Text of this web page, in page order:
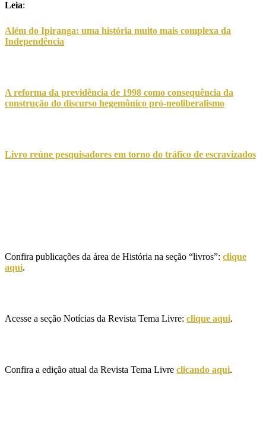
Leia:
Além do Ipiranga: uma história muito mais complexa da
Independência
A reforma da previdência de 1998 como consequência da
construção do discurso hegemônico pró-neoliberalismo
Livro reúne pesquisadores em torno do tráfico de escravizados
Confira publicações da área de História na seção “livros”: clique
aqui.
Acesse a seção Notícias da Revista Tema Livre: clique aqui.
Confira a edição atual da Revista Tema Livre clicando aqui.